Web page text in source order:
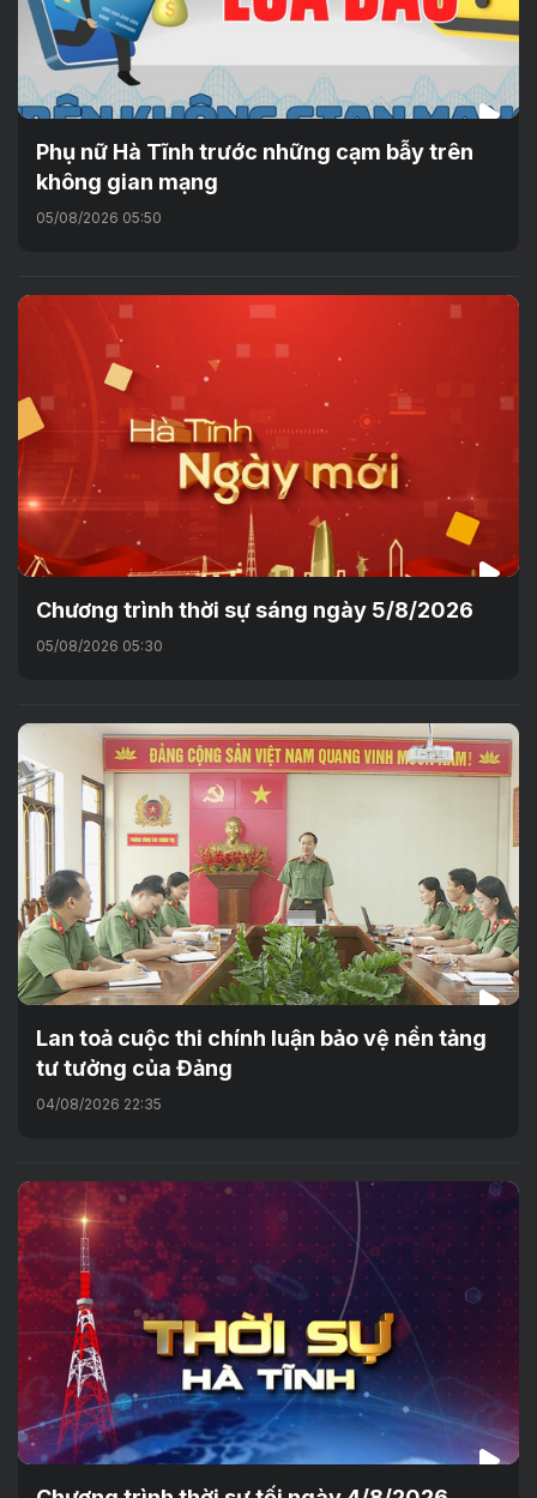
Phụ nữ Hà Tĩnh trước những cạm bẫy trên
không gian mạng
05/08/2026 05:50
Chương trình thời sự sáng ngày 5/8/2026
05/08/2026 05:30
Lan toả cuộc thi chính luận bảo vệ nền tảng
tư tưởng của Đảng
04/08/2026 22:35